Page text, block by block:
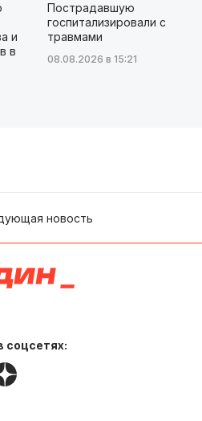
и
в
Пострадавшую
госпитализировали с
травмами
08.08.2026 в 15:21
новость
соцсетях: